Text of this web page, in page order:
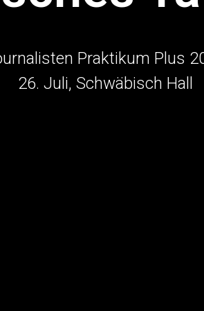
Praktikum Plus
26. Juli, Schwäbisch Hall